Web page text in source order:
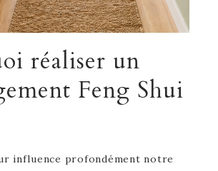
réaliser un
Feng Shui
influence profondément notre